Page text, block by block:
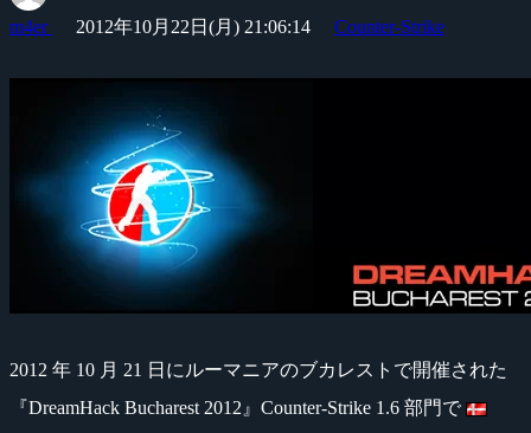
m4er 2012年10月22日(月) 21:06:14 Counter-Strike
2012 年 10 月 21 日にルーマニアのブカレストで開催された
『DreamHack Bucharest 2012』Counter-Strike 1.6 部門で